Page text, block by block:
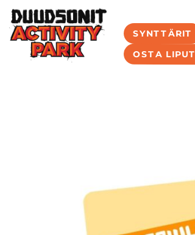
Siirry
suoraan
sisältöön
SYNTTÄRIT
OSTA LIPUT